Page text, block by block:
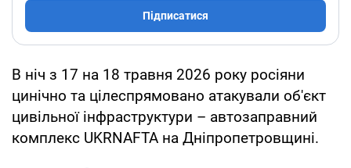
Підписатися
В ніч з 17 на 18 травня 2026 року росіяни
цинічно та цілеспрямовано атакували об'єкт
цивільної інфраструктури – автозаправний
комплекс UKRNAFTA на Дніпропетровщині.